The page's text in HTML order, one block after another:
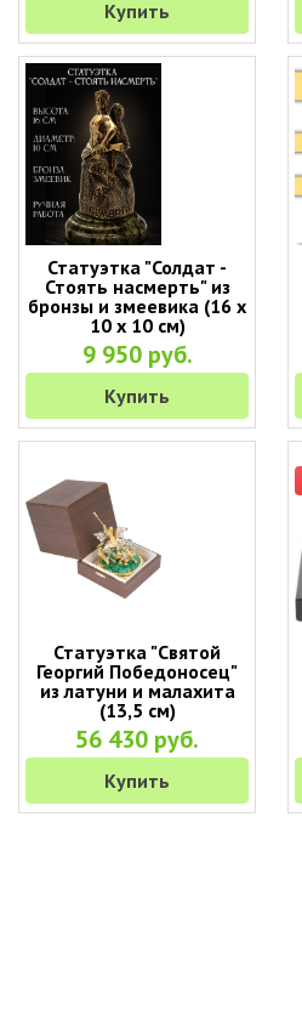
Купить
Статуэтка "Солдат -
Стоять насмерть" из
бронзы и змеевика (16 х
10 х 10 см)
9 950 руб.
Купить
Статуэтка "Святой
Георгий Победоносец"
из латуни и малахита
(13,5 см)
56 430 руб.
Купить